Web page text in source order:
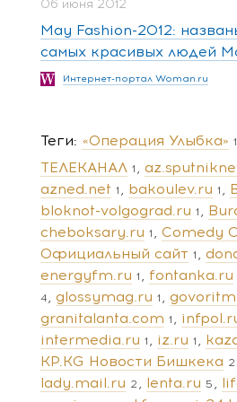
06 июня 2012
May Fashion-2012:
самых красивых людей
Интернет-портал Woman.ru
Теги «Операция Улыбка» 1
ТЕЛЕКАНАЛ 1
azned.net 1 bakoulev.ru 1
bloknot-volgograd.ru 1
cheboksary.ru 1
Comedy
Официальный сайт 1
energyfm.ru 1 fontanka.ru
4 glossymag.ru 1
granitalanta.com 1
intermedia.ru 1 iz.ru 1
KP.KG Новости Бишкека 2
lady.mail.ru 2 lenta.ru 5